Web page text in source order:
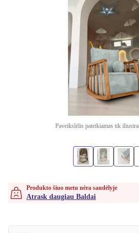
Paveikslėlis pateikiamas tik
Produkto šiuo metu nėra sandėlyje
Atrask daugiau Baldai